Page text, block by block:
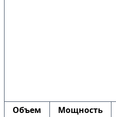
Объем
Мощность